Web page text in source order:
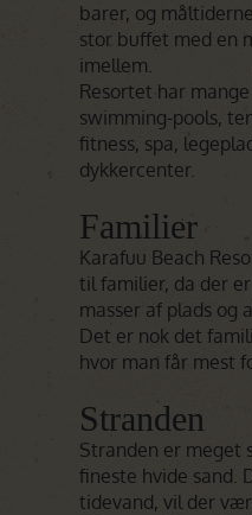
barer, og
stor buffet med en
imellem.
Resortet har
swimming-pools,
fitness, spa,
dykkercenter.
Familier
Karafuu Beach
til familier, da der
masser af plads og
Det er nok det
hvor man får mest
Stranden
Stranden er meget
fineste hvide sand.
tidevand, vil der